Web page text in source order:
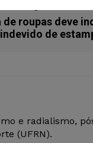
de roupas deve
de
e radialismo,
(UFRN).